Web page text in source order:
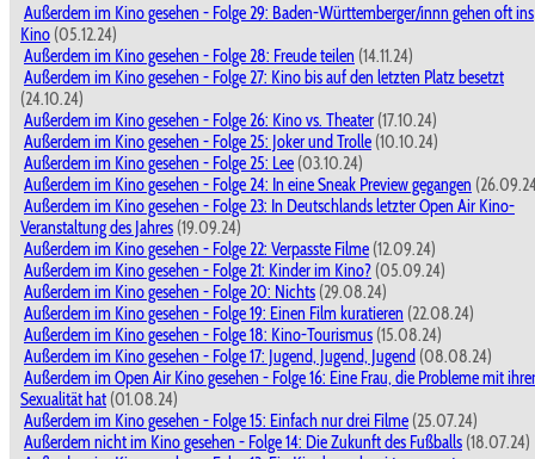
Außerdem im Kino gesehen - Folge 29: Baden-Württemberger/innn gehen oft ins
Kino (05.12.24)
Außerdem im Kino gesehen - Folge 28: Freude teilen (14.11.24)
Außerdem im Kino gesehen - Folge 27: Kino bis auf den letzten Platz besetzt
(24.10.24)
Außerdem im Kino gesehen - Folge 26: Kino vs. Theater (17.10.24)
Außerdem im Kino gesehen - Folge 25: Joker und Trolle (10.10.24)
Außerdem im Kino gesehen - Folge 25: Lee (03.10.24)
Außerdem im Kino gesehen - Folge 24: In eine Sneak Preview gegangen
Außerdem im Kino gesehen - Folge 23: In Deutschlands letzter Open Air Kino-
Veranstaltung des Jahres (19.09.24)
Außerdem im Kino gesehen - Folge 22: Verpasste Filme (12.09.24)
Außerdem im Kino gesehen - Folge 21: Kinder im Kino? (05.09.24)
Außerdem im Kino gesehen - Folge 20: Nichts (29.08.24)
Außerdem im Kino gesehen - Folge 19: Einen Film kuratieren (22.08.24)
Außerdem im Kino gesehen - Folge 18: Kino-Tourismus (15.08.24)
Außerdem im Kino gesehen - Folge 17: Jugend, Jugend, Jugend (08.08.24)
Außerdem im Open Air Kino gesehen - Folge 16: Eine Frau, die Probleme mit ihrer
Sexualität hat (01.08.24)
Außerdem im Kino gesehen - Folge 15: Einfach nur drei Filme (25.07.24)
Außerdem nicht im Kino gesehen - Folge 14: Die Zukunft des Fußballs (18.07.24)